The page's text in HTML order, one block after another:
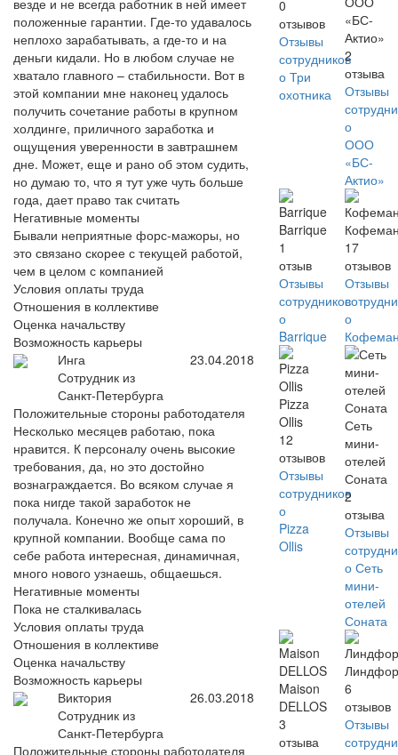
везде и не всегда работник в ней имеет
положенные гарантии. Где-то удавалось
неплохо зарабатывать, а где-то и на
деньги кидали. Но в любом случае не
хватало главного – стабильности. Вот в
этой компании мне наконец удалось
получить сочетание работы в крупном
холдинге, приличного заработка и
ощущения уверенности в завтрашнем
дне. Может, еще и рано об этом судить,
но думаю то, что я тут уже чуть больше
года, дает право так считать
Негативные моменты
Бывали неприятные форс-мажоры, но
это связано скорее с текущей работой,
чем в целом с компанией
Условия оплаты труда
Отношения в коллективе
Оценка начальству
Возможность карьеры
Инга
Сотрудник из
Санкт-Петербурга
23.04.2018
Положительные стороны работодателя
Несколько месяцев работаю, пока
нравится. К персоналу очень высокие
требования, да, но это достойно
вознаграждается. Во всяком случае я
пока нигде такой заработок не
получала. Конечно же опыт хороший, в
крупной компании. Вообще сама по
себе работа интересная, динамичная,
много нового узнаешь, общаешься.
Негативные моменты
Пока не сталкивалась
Условия оплаты труда
Отношения в коллективе
Оценка начальству
Возможность карьеры
Виктория
Сотрудник из
Санкт-Петербурга
26.03.2018
Положительные стороны работодателя
0
отзывов
Отзывы
сотрудников
о Три
охотника
«БС-
Актио»
2
отзыва
Отзывы
о
ООО
«БС-
Актио»
Barrique
1
отзыв
Отзывы
сотрудников
о
Barrique
17
отзывов
Отзывы
о
Pizza
Ollis
12
отзывов
Отзывы
сотрудников
о
Pizza
Ollis
Сеть
мини-
отелей
Соната
2
отзыва
Отзывы
о Сеть
мини-
отелей
Соната
Maison
DELLOS
3
отзыва
6
отзывов
Отзывы